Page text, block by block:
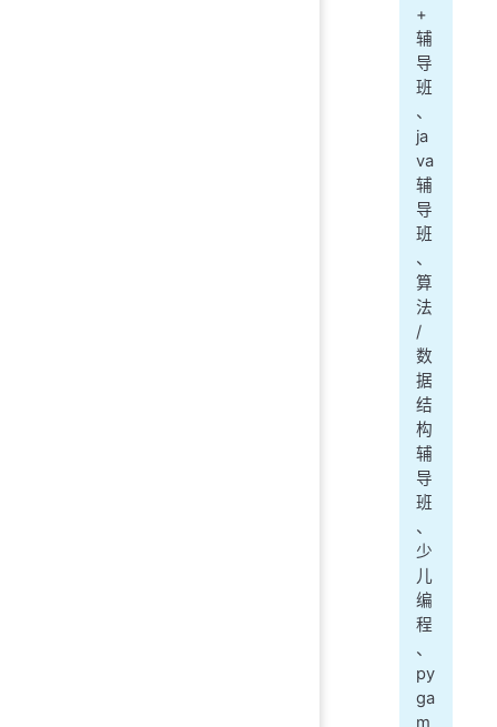
+
辅
导
班
、
ja
va
辅
导
班
、
算
法
/
数
据
结
构
辅
导
班
、
少
儿
编
程
、
py
ga
m